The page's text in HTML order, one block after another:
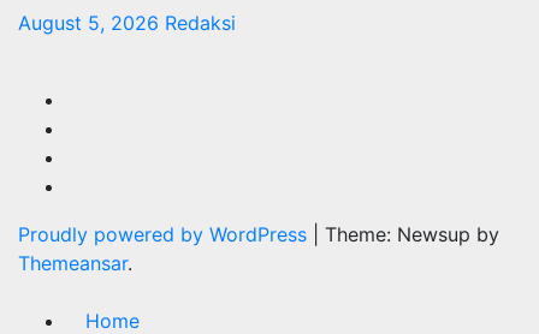
August 5, 2026 Redaksi
Proudly powered by WordPress
Theme: Newsup by
Themeansar.
Home